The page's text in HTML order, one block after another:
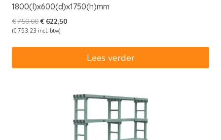
1800(l)x600(d)x1750(h)mm
€750,00Oorspronkelijke
prijs
€ 622,50Huidige
(€ 753,23 incl. btw)
Lees verder